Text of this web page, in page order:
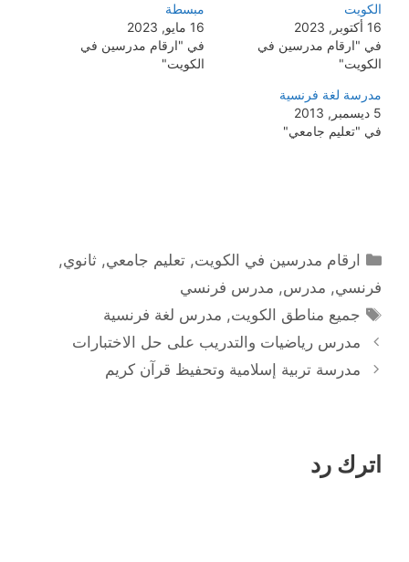
الكويت
16 أكتوبر, 2023
في "ارقام مدرسين في
الكويت"
مبسطة
16 مايو, 2023
في "ارقام مدرسين في
الكويت"
مدرسة لغة فرنسية
5 ديسمبر, 2013
في "تعليم جامعي"
التصنيفات
ارقام مدرسين في الكويت,تعليم جامعي,ثانوي,
فرنسي, مدرس, مدرس فرنسي
الوسوم
جميع مناطق الكويت, مدرس لغة فرنسية
مدرس رياضيات والتدريب على حل الاختبارات
مدرسة تربية إسلامية وتحفيظ قرآن كريم
اترك رد